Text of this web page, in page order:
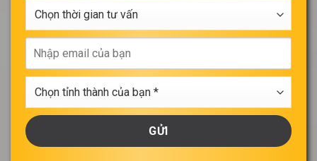
thời
gian
tư
vấnemail
của
bạn
tỉnh
thành
của
bạn